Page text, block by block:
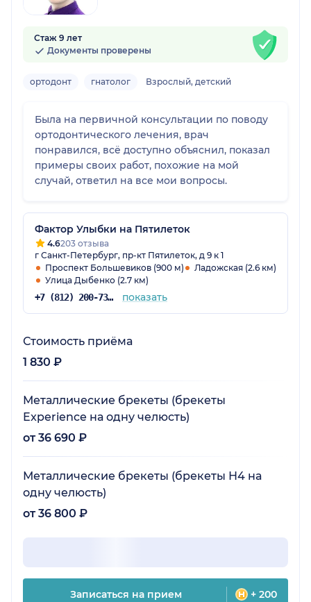
Стаж 9 лет
Документы проверены
ортодонт гнатолог Взрослый, детский
Была на первичной консультации по поводу
ортодонтического лечения, врач
понравился, всё доступно объяснил, показал
примеры своих работ, похожие на мой
случай, ответил на все мои вопросы.
Фактор Улыбки на Пятилеток
4.6203 отзыва
г Санкт-Петербург, пр-кт Пятилеток, д 9 к 1
Проспект Большевиков (900 м)
Ладожская (2.6 км)
Улица Дыбенко (2.7 км)
+7 (812) 200-73-56 показать
Стоимость приёма
1 830 ₽
Металлические брекеты (брекеты
Experience на одну челюсть)
от 36 690 ₽
Металлические брекеты (брекеты Н4 на
одну челюсть)
от 36 800 ₽
Записаться на прием + 200